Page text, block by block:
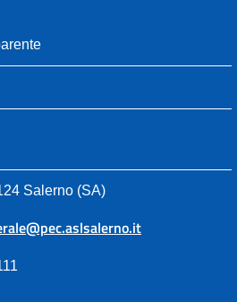
Salerno (SA)